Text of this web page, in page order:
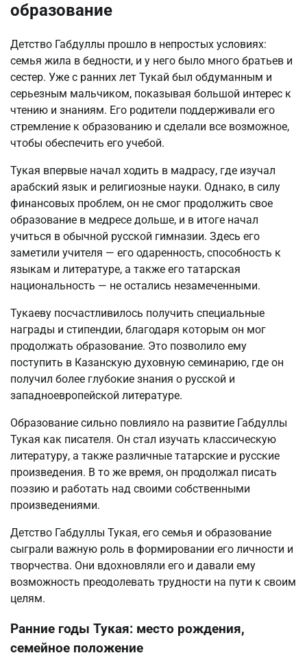
образование
Детство Габдуллы прошло в непростых условиях:
семья жила в бедности, и у него было много братьев и
сестер. Уже с ранних лет Тукай был обдуманным и
серьезным мальчиком, показывая большой интерес к
чтению и знаниям. Его родители поддерживали его
стремление к образованию и сделали все возможное,
чтобы обеспечить его учебой.
Тукая впервые начал ходить в мадрасу, где изучал
арабский язык и религиозные науки. Однако, в силу
финансовых проблем, он не смог продолжить свое
образование в медресе дольше, и в итоге начал
учиться в обычной русской гимназии. Здесь его
заметили учителя — его одаренность, способность к
языкам и литературе, а также его татарская
национальность — не остались незамеченными.
Тукаеву посчастливилось получить специальные
награды и стипендии, благодаря которым он мог
продолжать образование. Это позволило ему
поступить в Казанскую духовную семинарию, где он
получил более глубокие знания о русской и
западноевропейской литературе.
Образование сильно повлияло на развитие Габдуллы
Тукая как писателя. Он стал изучать классическую
литературу, а также различные татарские и русские
произведения. В то же время, он продолжал писать
поэзию и работать над своими собственными
произведениями.
Детство Габдуллы Тукая, его семья и образование
сыграли важную роль в формировании его личности и
творчества. Они вдохновляли его и давали ему
возможность преодолевать трудности на пути к своим
целям.
Ранние годы Тукая: место рождения,
семейное положение